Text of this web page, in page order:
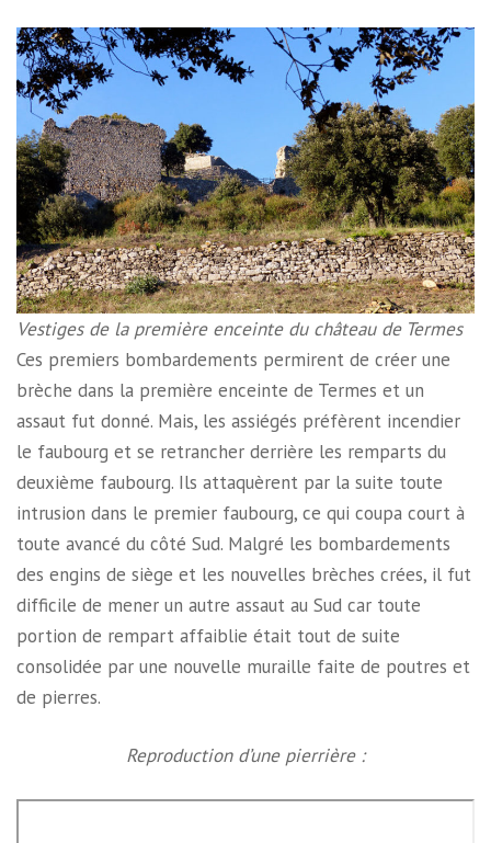
Vestiges de la première enceinte du château de Termes
Ces premiers bombardements permirent de créer une
brèche dans la première enceinte de Termes et un
assaut fut donné. Mais, les assiégés préfèrent incendier
le faubourg et se retrancher derrière les remparts du
deuxième faubourg. Ils attaquèrent par la suite toute
intrusion dans le premier faubourg, ce qui coupa court à
toute avancé du côté Sud. Malgré les bombardements
des engins de siège et les nouvelles brèches crées, il fut
difficile de mener un autre assaut au Sud car toute
portion de rempart affaiblie était tout de suite
consolidée par une nouvelle muraille faite de poutres et
de pierres.
Reproduction d’une pierrière :